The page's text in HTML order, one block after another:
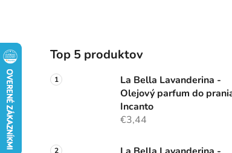
o
č
n
Top 5 produktov
La Bella Lavanderina -
Olejový parfum do
Incanto
€3,44